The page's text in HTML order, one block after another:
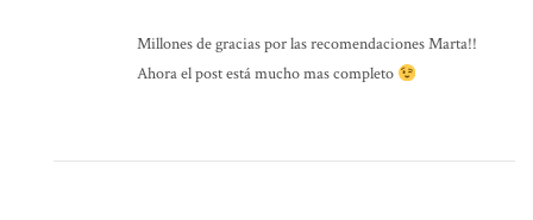
Millones de gracias por las recomendaciones Marta!!
Ahora el post está mucho mas completo